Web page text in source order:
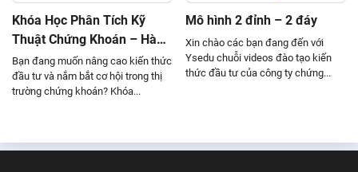
Mô hình nến Three Black Crows
Mô hình nến Three Outside Up
Mô hình nến Three starts in the south
Mô hình nến Three white soldiers
Mô hình nến Dark cloud cover
Khóa Học Phân Tích Kỹ
Thuật Chứng Khoán – Hành
Trang Vững Chắc Cho Nhà
Đầu Tư
Bạn đang muốn nâng cao kiến thức
đầu tư và nắm bắt cơ hội trong thị
trường chứng khoán? Khóa...
Mô hình 2 đỉnh – 2 đáy
Xin chào các bạn đang đến với
Ysedu chuỗi videos đào tạo kiến
thức đầu tư của công ty chứng...